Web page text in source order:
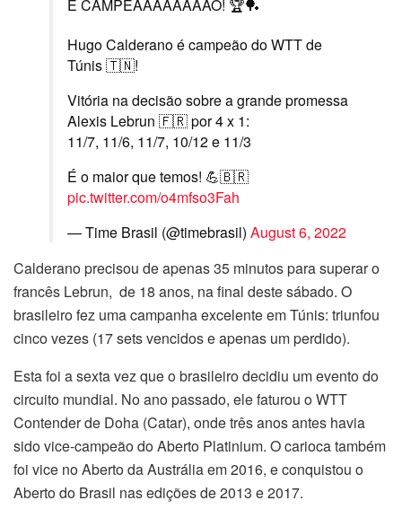
É CAMPEÃÃÃÃÃÃÃÃO! 🏆🏓
Hugo Calderano é campeão do WTT de
Túnis 🇹🇳!
Vitória na decisão sobre a grande promessa
Alexis Lebrun 🇫🇷 por 4 x 1:
11/7, 11/6, 11/7, 10/12 e 11/3
É o maior que temos! 💪🇧🇷
pic.twitter.com/o4mfso3Fah
— Time Brasil (@timebrasil) August 6, 2022
Calderano precisou de apenas 35 minutos para superar o
francês Lebrun, de 18 anos, na final deste sábado. O
brasileiro fez uma campanha excelente em Túnis: triunfou
cinco vezes (17 sets vencidos e apenas um perdido).
Esta foi a sexta vez que o brasileiro decidiu um evento do
circuito mundial. No ano passado, ele faturou o WTT
Contender de Doha (Catar), onde três anos antes havia
sido vice-campeão do Aberto Platinium. O carioca também
foi vice no Aberto da Austrália em 2016, e conquistou o
Aberto do Brasil nas edições de 2013 e 2017.